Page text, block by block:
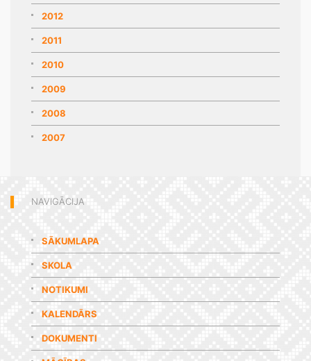
2012
2011
2010
2009
2008
2007
NAVIGĀCIJA
SĀKUMLAPA
SKOLA
NOTIKUMI
KALENDĀRS
DOKUMENTI